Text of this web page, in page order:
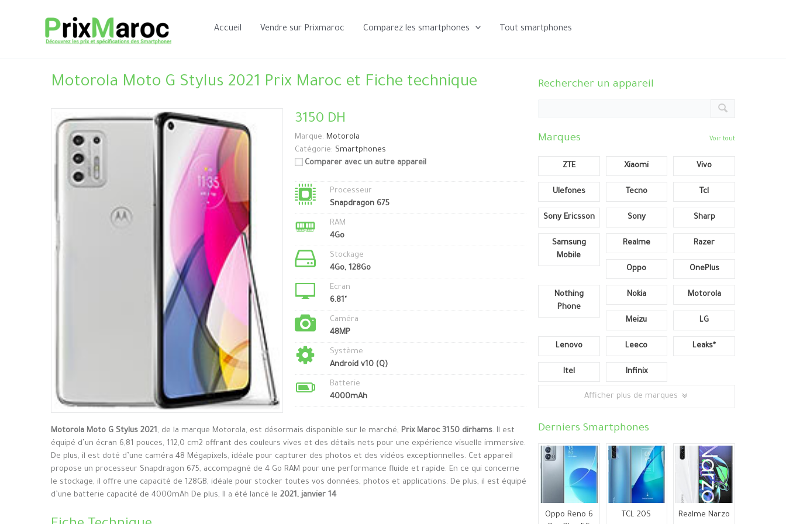
Accueil Vendre sur Prixmaroc Comparez les smartphones Tout smartphones
Motorola Moto G Stylus 2021 Prix Maroc et Fiche technique
3150 DH
Marque: Motorola
Catégorie: Smartphones
Comparer avec un autre appareil
Processeur
Snapdragon 675
RAM
4Go
Stockage
4Go, 128Go
Ecran
6.81"
Caméra
48MP
Système
Android v10 (Q)
Batterie
4000mAh
Motorola Moto G Stylus 2021, de la marque Motorola, est désormais disponible sur le marché, Prix Maroc 3150 dirhams. Il est
équipé d’un écran 6,81 pouces, 112,0 cm2 offrant des couleurs vives et des détails nets pour une expérience visuelle immersive.
De plus, il est doté d’une caméra 48 Mégapixels, idéale pour capturer des photos et des vidéos exceptionnelles. Cet appareil
propose un processeur Snapdragon 675, accompagné de 4 Go RAM pour une performance fluide et rapide. En ce qui concerne
le stockage, il offre une capacité de 128GB, idéale pour stocker toutes vos données, photos et applications. De plus, il est équipé
d’une batterie capacité de 4000mAh De plus, Il a été lancé le 2021, janvier 14
Rechercher un appareil
Marques Voir tout
ZTE Xiaomi Vivo
Ulefones Tecno Tcl
Sony Ericsson Sony Sharp
Samsung
Mobile
Realme Razer
Oppo OnePlus
Nothing
Phone
Nokia Motorola
Meizu LG
Lenovo Leeco Leaks*
Itel Infinix
Afficher plus de marques
Derniers Smartphones
Oppo Reno 6
TCL 20S Realme Narzo